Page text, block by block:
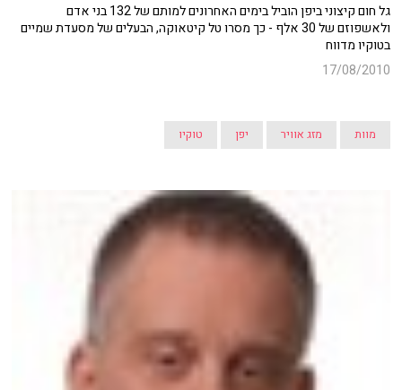
גל חום קיצוני ביפן הוביל בימים האחרונים למותם של 132 בני אדם
ולאשפוזם של 30 אלף - כך מסרו טל קיטאוקה, הבעלים של מסעדת שמיים
בטוקיו מדווח
17/08/2010
מוות מזג אוויר יפן טוקיו